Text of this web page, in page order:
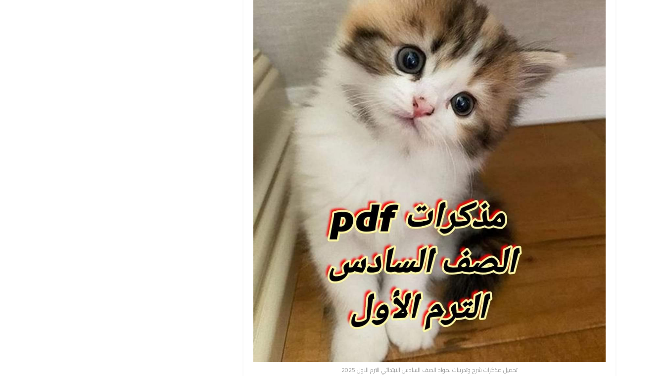
تحميل مذكرات شرح وتدريبات لمواد الصف السادس الابتدائي الترم الاول 2025